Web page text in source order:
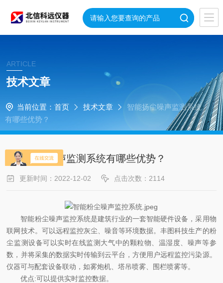
ARTICLE
技术文章
当前位置： 首页 技术文章
智能扬尘噪声监测系统
有哪些优势？
智能扬尘噪声监测系统有哪些优势？
更新时间：2022-12-02 点击次数：2114
智能粉尘噪声监控系统是建筑行业的一套智能硬件设备，采用物
联网技术。可以远程监控灰尘、噪音等环境数据。丰图科技生产的粉
尘监测设备可以实时在线监测大气中的颗粒物、温湿度、噪声等参
数，并将采集的数据实时传输到云平台，方便用户远程监控污染源。
仪器可与配套设备联动，如雾炮机、塔吊喷雾、围栏喷雾等。
优点:可以提供实时监控数据。